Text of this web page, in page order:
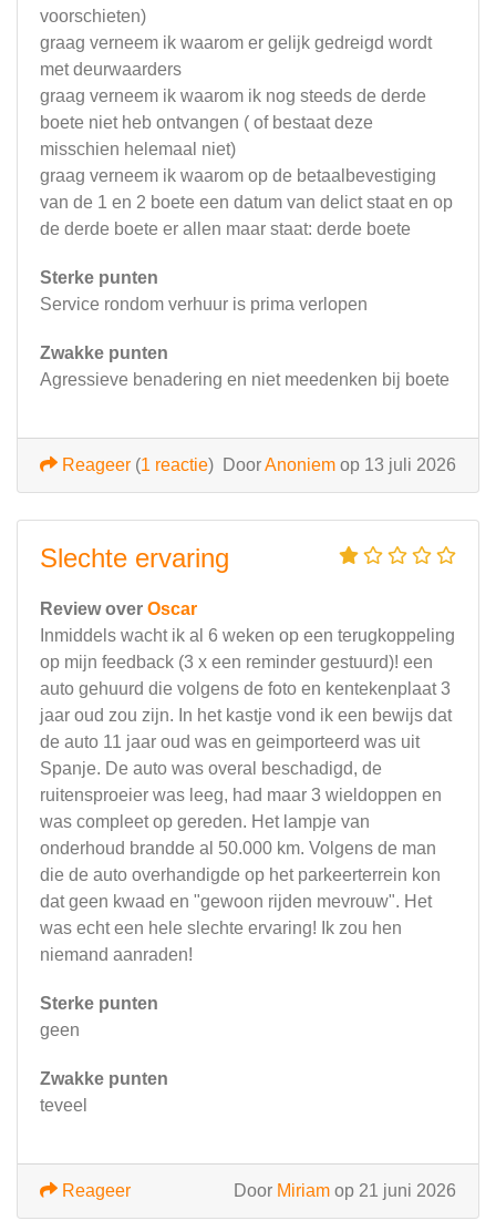
voorschieten)
graag verneem ik waarom er gelijk gedreigd wordt
met deurwaarders
graag verneem ik waarom ik nog steeds de derde
boete niet heb ontvangen ( of bestaat deze
misschien helemaal niet)
graag verneem ik waarom op de betaalbevestiging
van de 1 en 2 boete een datum van delict staat en op
de derde boete er allen maar staat: derde boete
Sterke punten
Service rondom verhuur is prima verlopen
Zwakke punten
Agressieve benadering en niet meedenken bij boete
DoorAnoniem op 13 juli 2026
Reageer (1 reactie)
Slechte ervaring
Review over Oscar
Inmiddels wacht ik al 6 weken op een terugkoppeling
op mijn feedback (3 x een reminder gestuurd)! een
auto gehuurd die volgens de foto en kentekenplaat 3
jaar oud zou zijn. In het kastje vond ik een bewijs dat
de auto 11 jaar oud was en geimporteerd was uit
Spanje. De auto was overal beschadigd, de
ruitensproeier was leeg, had maar 3 wieldoppen en
was compleet op gereden. Het lampje van
onderhoud brandde al 50.000 km. Volgens de man
die de auto overhandigde op het parkeerterrein kon
dat geen kwaad en "gewoon rijden mevrouw". Het
was echt een hele slechte ervaring! Ik zou hen
niemand aanraden!
Sterke punten
geen
Zwakke punten
teveel
Door Miriam op 21 juni 2026
Reageer